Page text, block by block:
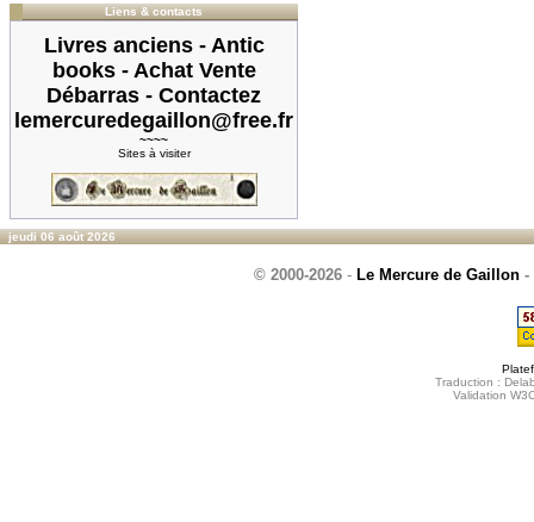
Liens & contacts
Livres anciens - Antic
books - Achat Vente
Débarras - Contactez
lemercuredegaillon@free.fr
~~~~
Sites à visiter
jeudi 06 août 2026
© 2000-2026 - Le Mercure de Gaillon -
Traduction :
Validation